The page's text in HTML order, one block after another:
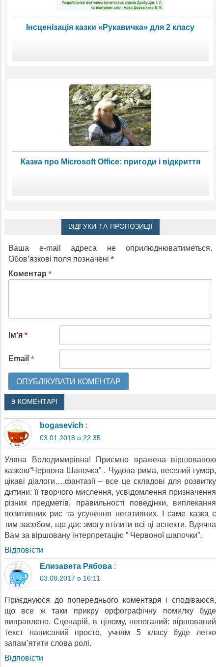
Інсценізація казки «Рукавичка» для 2 класу
Казка про Microsoft Office: пригоди і відкриття
ВІДГУКИ ТА ПРОПОЗИЦІЇ
Ваша e-mail адреса не оприлюднюватиметься.
Обов’язкові поля позначені *
Коментар *
Ім'я *
Email *
3 КОМЕНТАРІ
bogasevich :
03.01.2018 о 22:35
Уляна Володимирівна! Приємно вражена віршованою
казкою“Червона Шапочка” . Чудова рима, веселий гумор,
цікаві діалоги….фантазії – все це складові для розвитку
дитини: її творчого мислення, усвідомлення призначення
різних предметів, правильності поведінки, виплекання
позитивних рис та усунення негативних. І саме казка є
тим засобом, що дає змогу втілити всі ці аспекти. Вдячна
Вам за віршовану інтерпретацію ” Червоної шапочки”.
Відповіcти
Елизавета Рябова :
03.08.2017 о 16:11
Приєднуюся до попереднього коментаря і сподіваюся,
що все ж таки прикру орфографічну помилку буде
виправлено. Сценарій, в цілому, непоганий: віршований
текст написаний просто, учням 5 класу буде легко
запам’ятити слова ролі.
Відповіcти